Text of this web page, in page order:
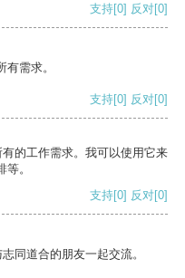
支持[0] 反对[0]
需求。
支持[0] 反对[0]
的工作需求。我可以使用它来
。
支持[0] 反对[0]
同道合的朋友一起交流。